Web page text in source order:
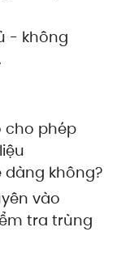
- không
cho phép
không?
vào
tra trùng